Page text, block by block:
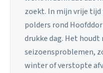
zoekt. In mijn vrije tijd
polders rond
drukke dag. Het houdt
seizoensproblemen,
winter of verstopte